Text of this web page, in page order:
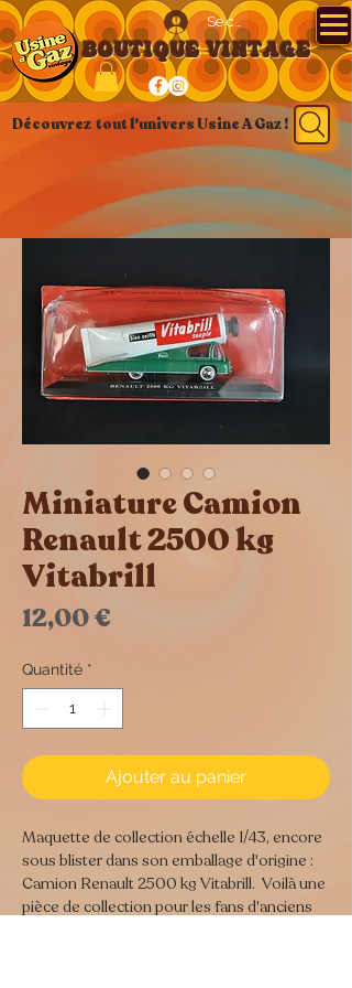
Se connecter
BOUTIQUE VINTAGE
Découvrez tout l'univers Usine A Gaz !
Miniature Camion
Renault 2500 kg
Vitabrill
12,00 €
Quantité *
Ajouter au panier
Maquette de collection échelle 1/43, encore
sous blister dans son emballage d'origine :
Camion Renault 2500 kg Vitabrill. Voilà une
pièce de collection pour les fans d'anciens